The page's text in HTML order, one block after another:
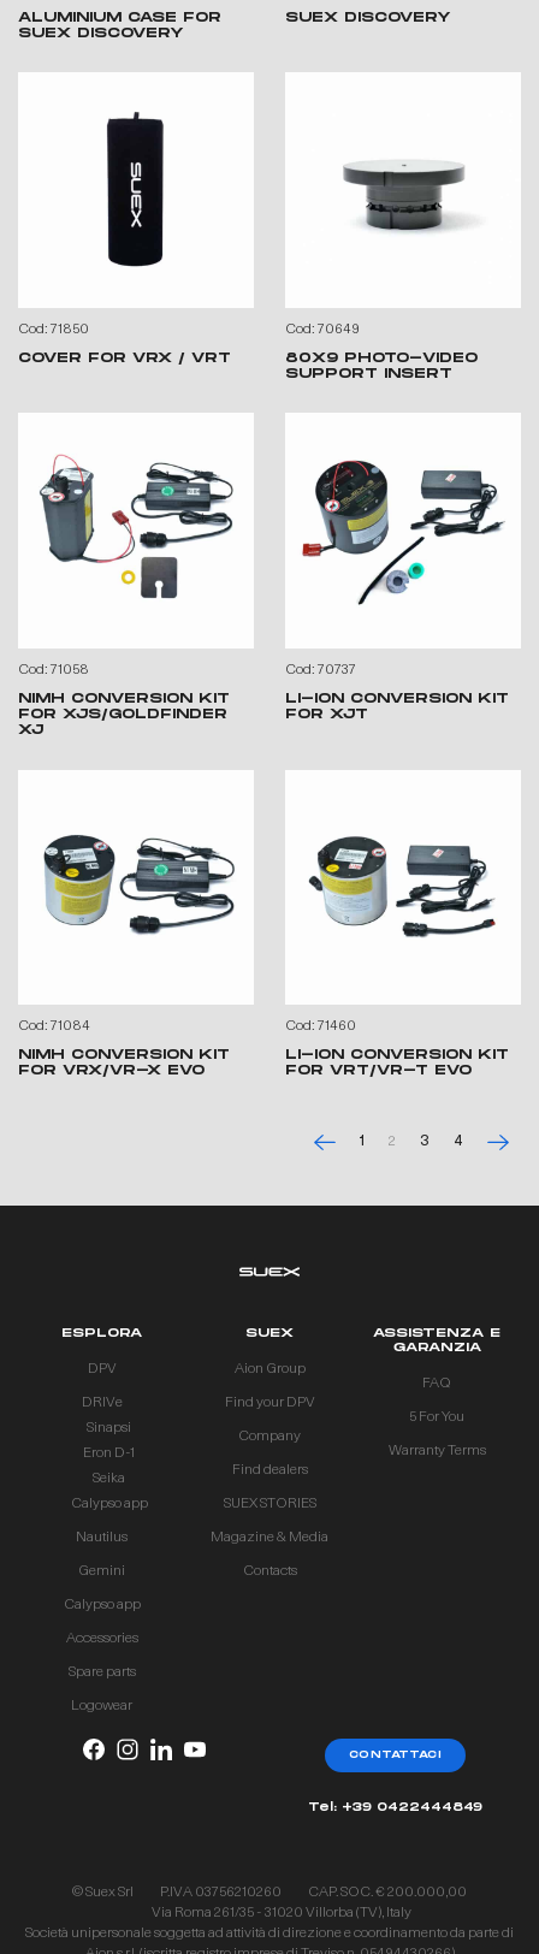
ALUMINIUM CASE FOR
SUEX DISCOVERY
SUEX DISCOVERY
Cod: 71850
COVER FOR VRX / VRT
Cod: 70649
80X9 PHOTO-VIDEO
SUPPORT INSERT
Cod: 71058
NIMH CONVERSION KIT
FOR XJS/GOLDFINDER
XJ
Cod: 70737
LI-ION CONVERSION KIT
FOR XJT
Cod: 71084
NIMH CONVERSION KIT
FOR VRX/VR-X EVO
Cod: 71460
LI-ION CONVERSION KIT
FOR VRT/VR-T EVO
1 2 3 4
ESPLORA
DPV
DRIVe
Sinapsi
Eron D-1
Seika
Calypso app
Nautilus
Gemini
Calypso app
Accessories
Spare parts
Logowear
SUEX
Aion Group
Find your DPV
Company
Find dealers
SUEX STORIES
Magazine & Media
Contacts
ASSISTENZA E
GARANZIA
FAQ
5 For You
Warranty Terms
CONTATTACI
Tel: +39 0422444849
© Suex Srl P.IVA 03756210260
CAP. SOC. € 200.000,00
Via Roma 261/35 - 31020 Villorba (TV), Italy
Società unipersonale soggetta ad attività di direzione e coordinamento da parte di